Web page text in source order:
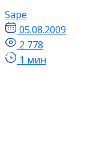
Sape
05.08.2009
2 778
1 мин